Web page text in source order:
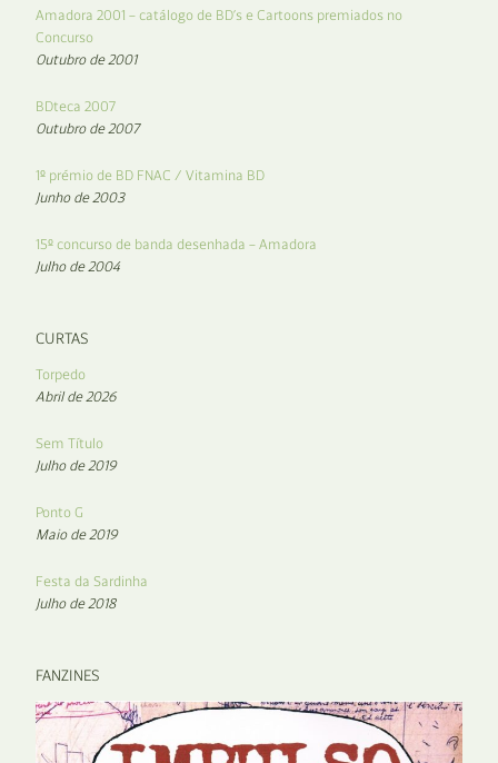
Amadora 2001 – catálogo de BD’s e Cartoons premiados no
Concurso
Outubro de 2001
BDteca 2007
Outubro de 2007
1º prémio de BD FNAC / Vitamina BD
Junho de 2003
15º concurso de banda desenhada – Amadora
Julho de 2004
CURTAS
Torpedo
Abril de 2026
Sem Título
Julho de 2019
Ponto G
Maio de 2019
Festa da Sardinha
Julho de 2018
FANZINES